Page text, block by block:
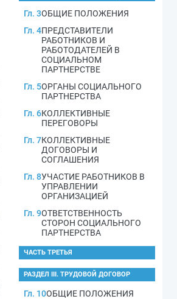
Гл. 3ОБЩИЕ ПОЛОЖЕНИЯ
Гл. 4ПРЕДСТАВИТЕЛИ
РАБОТНИКОВ И
РАБОТОДАТЕЛЕЙ В
СОЦИАЛЬНОМ
ПАРТНЕРСТВЕ
Гл. 5ОРГАНЫ СОЦИАЛЬНОГО
ПАРТНЕРСТВА
Гл. 6КОЛЛЕКТИВНЫЕ
ПЕРЕГОВОРЫ
Гл. 7КОЛЛЕКТИВНЫЕ
ДОГОВОРЫ И
СОГЛАШЕНИЯ
Гл. 8УЧАСТИЕ РАБОТНИКОВ В
УПРАВЛЕНИИ
ОРГАНИЗАЦИЕЙ
Гл. 9ОТВЕТСТВЕННОСТЬ
СТОРОН СОЦИАЛЬНОГО
ПАРТНЕРСТВА
ЧАСТЬ ТРЕТЬЯ
РАЗДЕЛ III. ТРУДОВОЙ ДОГОВОР
Гл. 10ОБЩИЕ ПОЛОЖЕНИЯ